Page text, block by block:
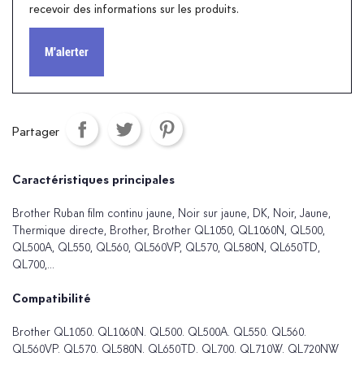
recevoir des informations sur les produits.
M'alerter
Partager
Caractéristiques principales
Brother Ruban film continu jaune, Noir sur jaune, DK, Noir, Jaune,
Thermique directe, Brother, Brother QL1050, QL1060N, QL500,
QL500A, QL550, QL560, QL560VP, QL570, QL580N, QL650TD,
QL700,...
Compatibilité
Brother QL1050. QL1060N. QL500. QL500A. QL550. QL560.
QL560VP. QL570. QL580N. QL650TD. QL700. QL710W. QL720NW